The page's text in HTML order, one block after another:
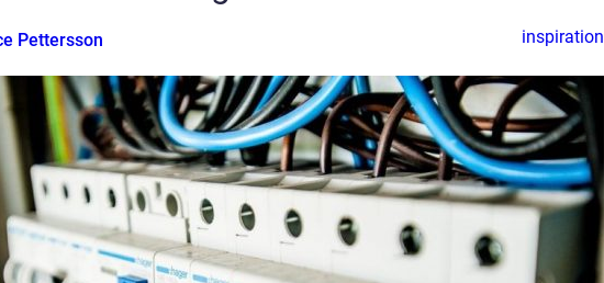
Pettersson inspiration